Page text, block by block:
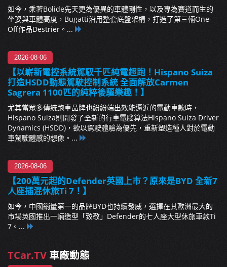
如今，乘著Bolide先天更為優異的車體剛性，以及專為賽道而生的
坐姿與車體高度，Bugatti沿用整套底盤架構，打造了第三輛One-
Off作品Destrier。...
2026-08-06
【以嶄新電控系統駕馭千匹純電超跑！Hispano Suiza
打造HSDD動態駕駛控制系統 全面解放Carmen
Sagrera 1100匹的純粹後驅樂趣！】
尤其當眾多傳統跑車品牌也紛紛端出效能逼近的電動車款時，
Hispano Suiza則開發了全新的行車電腦算法Hispano Suiza Driver
Dynamics (HSDD)，欲以駕駛體驗為優先，重新塑造種人對於電動
車駕駛體感的想像。...
2026-08-06
【200萬元起的Defender英國上市？原來是BYD 全新7
人座插混休旅Ti 7！】
如今，中國銷量第一的品牌BYD也持續發威，選擇在其歐洲最大的
市場英國推出一輛造型「致敬」Defender的七人座大型休旅車款Ti
7。...
TCar.TV 車廠動態